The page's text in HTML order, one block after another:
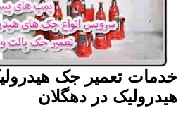
خدمات تعمیر جک
هیدرولیک در دهگلان